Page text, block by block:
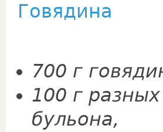
Говядина
700 г
100 г
бульона,